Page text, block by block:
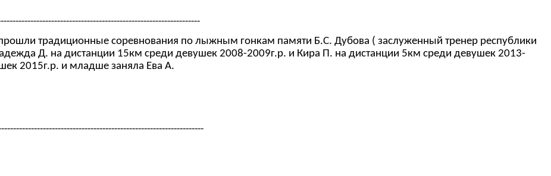
традиционные соревнования по лыжным гонкам памяти Б.С. Дубова ( заслуженный тренер республики
Д. на дистанции 15км среди девушек 2008-2009г.р. и Кира П. на дистанции 5км среди девушек 2013-
2015г.р. и младше заняла Ева А.